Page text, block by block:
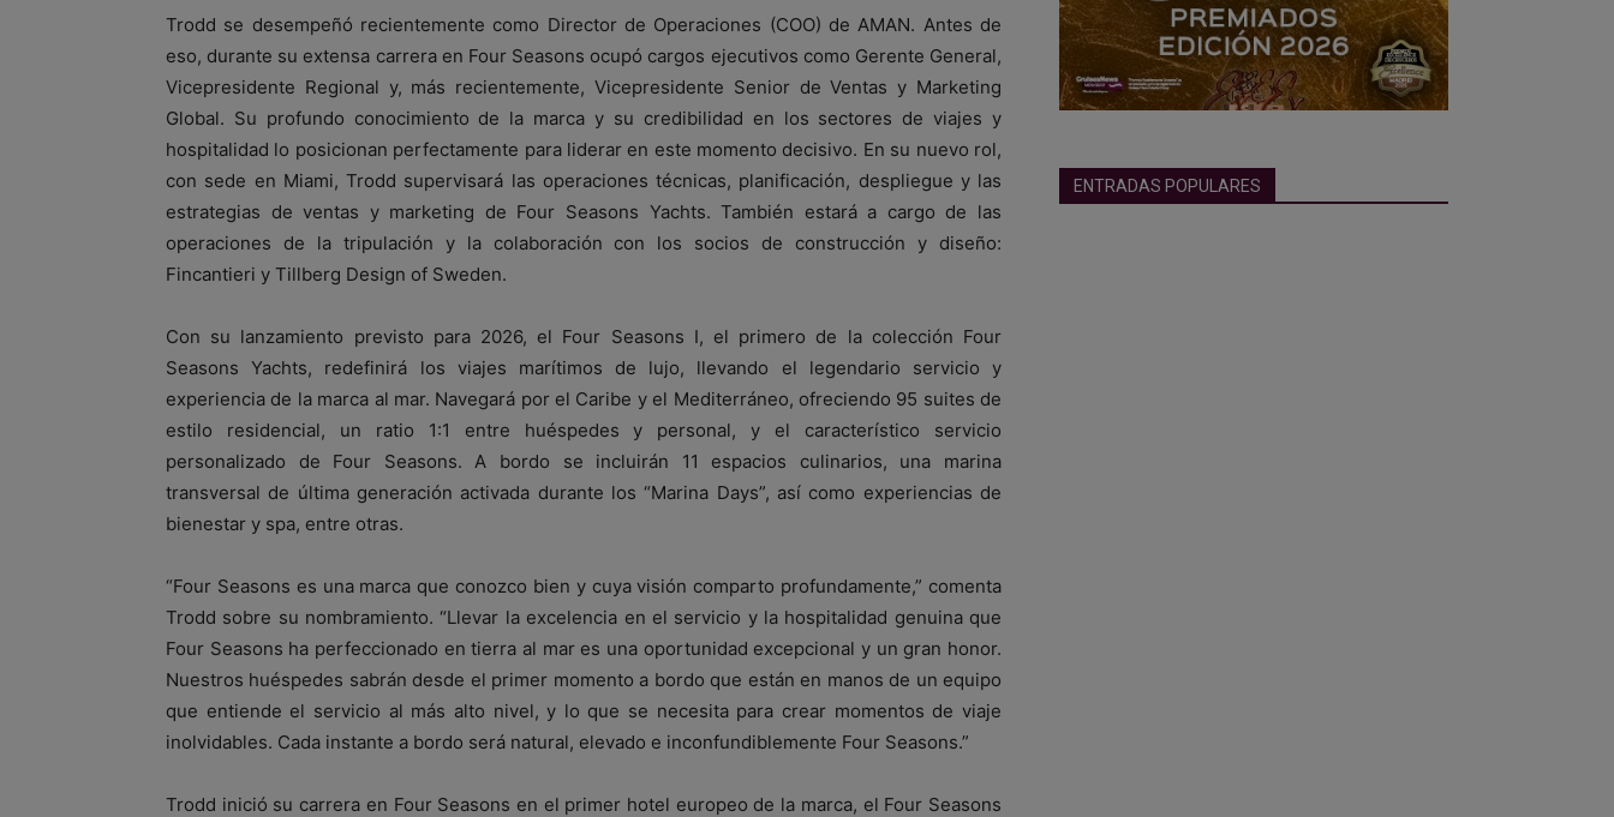
Trodd se desempeñó recientemente como Director de Operaciones (COO) de AMAN. Antes de
eso, durante su extensa carrera en Four Seasons ocupó cargos ejecutivos como Gerente General,
Vicepresidente Regional y, más recientemente, Vicepresidente Senior de Ventas y Marketing
Global. Su profundo conocimiento de la marca y su credibilidad en los sectores de viajes y
hospitalidad lo posicionan perfectamente para liderar en este momento decisivo. En su nuevo rol,
con sede en Miami, Trodd supervisará las operaciones técnicas, planificación, despliegue y las
estrategias de ventas y marketing de Four Seasons Yachts. También estará a cargo de las
operaciones de la tripulación y la colaboración con los socios de construcción y diseño:
Fincantieri y Tillberg Design of Sweden.
Con su lanzamiento previsto para 2026, el Four Seasons I, el primero de la colección Four
Seasons Yachts, redefinirá los viajes marítimos de lujo, llevando el legendario servicio y
experiencia de la marca al mar. Navegará por el Caribe y el Mediterráneo, ofreciendo 95 suites de
estilo residencial, un ratio 1:1 entre huéspedes y personal, y el característico servicio
personalizado de Four Seasons. A bordo se incluirán 11 espacios culinarios, una marina
transversal de última generación activada durante los “Marina Days”, así como experiencias de
bienestar y spa, entre otras.
“Four Seasons es una marca que conozco bien y cuya visión comparto profundamente,” comenta
Trodd sobre su nombramiento. “Llevar la excelencia en el servicio y la hospitalidad genuina que
Four Seasons ha perfeccionado en tierra al mar es una oportunidad excepcional y un gran honor.
Nuestros huéspedes sabrán desde el primer momento a bordo que están en manos de un equipo
que entiende el servicio al más alto nivel, y lo que se necesita para crear momentos de viaje
inolvidables. Cada instante a bordo será natural, elevado e inconfundiblemente Four Seasons.”
Trodd inició su carrera en Four Seasons en el primer hotel europeo de la marca, el Four Seasons
ENTRADAS POPULARES